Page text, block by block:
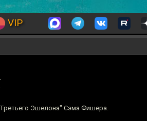
VIP
.
Эшелона" Сэма Фишера.